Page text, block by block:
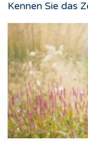
Kennen Sie das